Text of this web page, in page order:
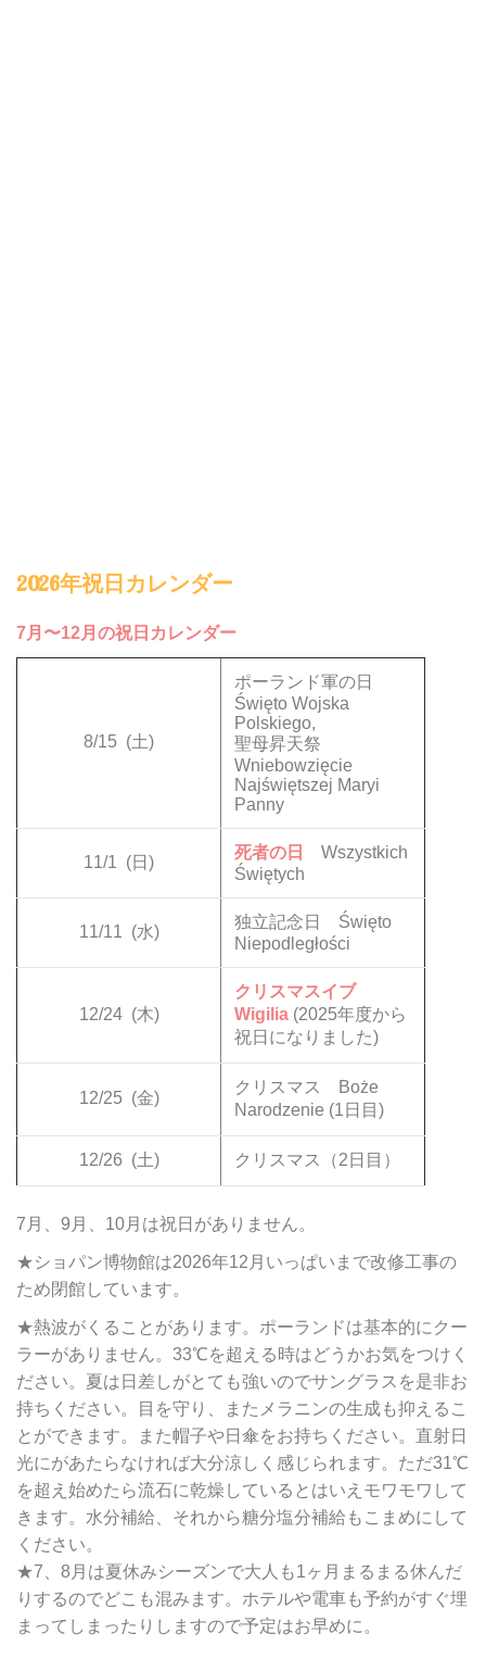
2026年祝日カレンダー
7月〜12月の祝日カレンダー
8/15 (土)
ポーランド軍の日
Święto Wojska
Polskiego,
聖母昇天祭
Wniebowzięcie
Najświętszej Maryi
Panny
11/1 (日)
死者の日
Wszystkich
Świętych
11/11 (水)
独立記念日 Święto
Niepodległości
12/24 (木)
クリスマスイブ
Wigilia (2025年度から
祝日になりました)
12/25 (金)
クリスマス Boże
Narodzenie (1日目)
12/26 (土) クリスマス（2日目）
7月、9月、10月は祝日がありません。
★ショパン博物館は2026年12月いっぱいまで改修工事の
ため閉館しています。
★熱波がくることがあります。ポーランドは基本的にクー
ラーがありません。33℃を超える時はどうかお気をつけく
ださい。夏は日差しがとても強いのでサングラスを是非お
持ちください。目を守り、またメラニンの生成も抑えるこ
とができます。また帽子や日傘をお持ちください。直射日
光にがあたらなければ大分涼しく感じられます。ただ31℃
を超え始めたら流石に乾燥しているとはいえモワモワして
きます。水分補給、それから糖分塩分補給もこまめにして
ください。
★7、8月は夏休みシーズンで大人も1ヶ月まるまる休んだ
りするのでどこも混みます。ホテルや電車も予約がすぐ埋
まってしまったりしますので予定はお早めに。